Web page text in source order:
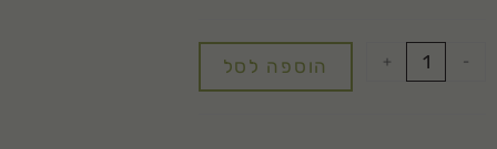
-
+ הוספה לסל